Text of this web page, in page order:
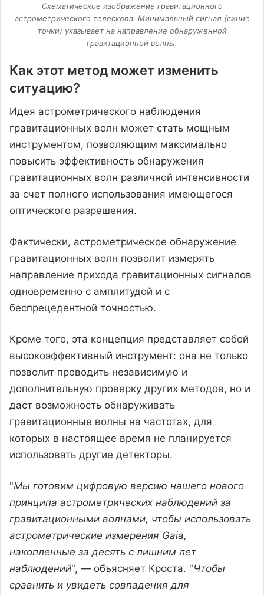
Схематическое изображение гравитационного
астрометрического телескопа. Минимальный сигнал (синие
точки) указывает на направление обнаруженной
гравитационной волны.
Как этот метод может изменить
ситуацию?
Идея астрометрического наблюдения
гравитационных волн может стать мощным
инструментом, позволяющим максимально
повысить эффективность обнаружения
гравитационных волн различной интенсивности
за счет полного использования имеющегося
оптического разрешения.
Фактически, астрометрическое обнаружение
гравитационных волн позволит измерять
направление прихода гравитационных сигналов
одновременно с амплитудой и с
беспрецедентной точностью.
Кроме того, эта концепция представляет собой
высокоэффективный инструмент: она не только
позволит проводить независимую и
дополнительную проверку других методов, но и
даст возможность обнаруживать
гравитационные волны на частотах, для
которых в настоящее время не планируется
использовать другие детекторы.
"Мы готовим цифровую версию нашего нового
принципа астрометрических наблюдений за
гравитационными волнами, чтобы использовать
астрометрические измерения Gaia,
накопленные за десять с лишним лет
наблюдений", — объясняет Кроста. "Чтобы
сравнить и увидеть совпадения для